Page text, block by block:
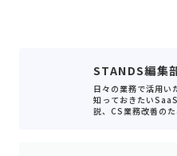
STANDS編集
日々の業務で活用い
知っておきたい
説、CS業務改善の